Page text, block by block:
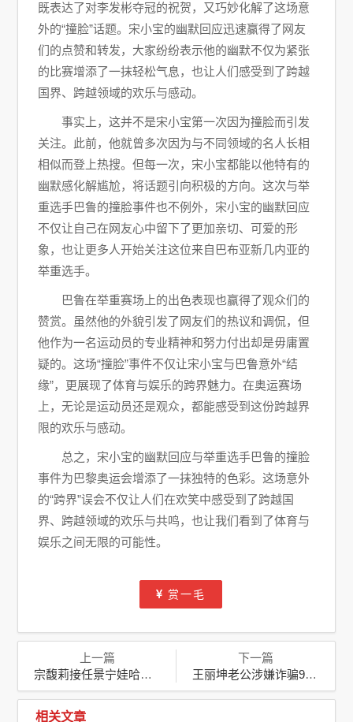
既表达了对李发彬夺冠的祝贺，又巧妙化解了这场意
外的“撞脸”话题。宋小宝的幽默回应迅速赢得了网友
们的点赞和转发，大家纷纷表示他的幽默不仅为紧张
的比赛增添了一抹轻松气息，也让人们感受到了跨越
国界、跨越领域的欢乐与感动。
事实上，这并不是宋小宝第一次因为撞脸而引发
关注。此前，他就曾多次因为与不同领域的名人长相
相似而登上热搜。但每一次，宋小宝都能以他特有的
幽默感化解尴尬，将话题引向积极的方向。这次与举
重选手巴鲁的撞脸事件也不例外，宋小宝的幽默回应
不仅让自己在网友心中留下了更加亲切、可爱的形
象，也让更多人开始关注这位来自巴布亚新几内亚的
举重选手。
巴鲁在举重赛场上的出色表现也赢得了观众们的
赞赏。虽然他的外貌引发了网友们的热议和调侃，但
他作为一名运动员的专业精神和努力付出却是毋庸置
疑的。这场“撞脸”事件不仅让宋小宝与巴鲁意外“结
缘”，更展现了体育与娱乐的跨界魅力。在奥运赛场
上，无论是运动员还是观众，都能感受到这份跨越界
限的欢乐与感动。
总之，宋小宝的幽默回应与举重选手巴鲁的撞脸
事件为巴黎奥运会增添了一抹独特的色彩。这场意外
的“跨界”误会不仅让人们在欢笑中感受到了跨越国
界、跨越领域的欢乐与共鸣，也让我们看到了体育与
娱乐之间无限的可能性。
赏一毛
上一篇
宗馥莉接任景宁娃哈哈饮料公司执行董事：承父业，启新程
下一篇
王丽坤老公涉嫌诈骗9亿购房款，引发社会广泛关注
相关文章